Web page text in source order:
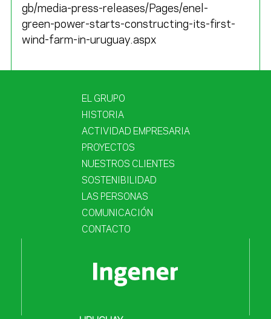
gb/media-press-releases/Pages/enel-
green-power-starts-constructing-its-first-
wind-farm-in-uruguay.aspx
EL GRUPO
HISTORIA
ACTIVIDAD EMPRESARIA
PROYECTOS
NUESTROS CLIENTES
SOSTENIBILIDAD
LAS PERSONAS
COMUNICACIÓN
CONTACTO